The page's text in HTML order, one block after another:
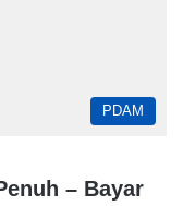
PDAM
– Bayar